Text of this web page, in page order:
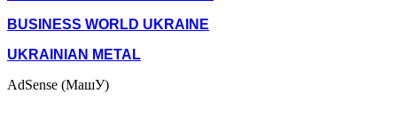
BUSINESS WORLD UKRAINE
UKRAINIAN METAL
AdSense (МашУ)